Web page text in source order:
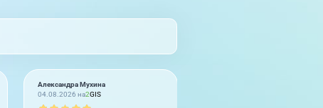
Александра Мухина
04.08.2026 на2GIS